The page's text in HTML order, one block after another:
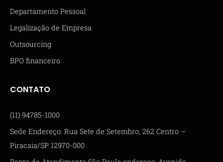
Departamento Pessoal
Legalização de Empresa
Outsourcing
BPO financeiro
CONTATO
(11) 94785-1000
Sede Endereço: Rua Sete de Setembro, 262 Centro –
Piracaia/SP 12970-000